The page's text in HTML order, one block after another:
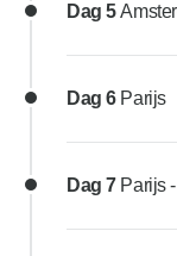
Dag 5
Dag 6 Parijs
Dag 7 Parijs